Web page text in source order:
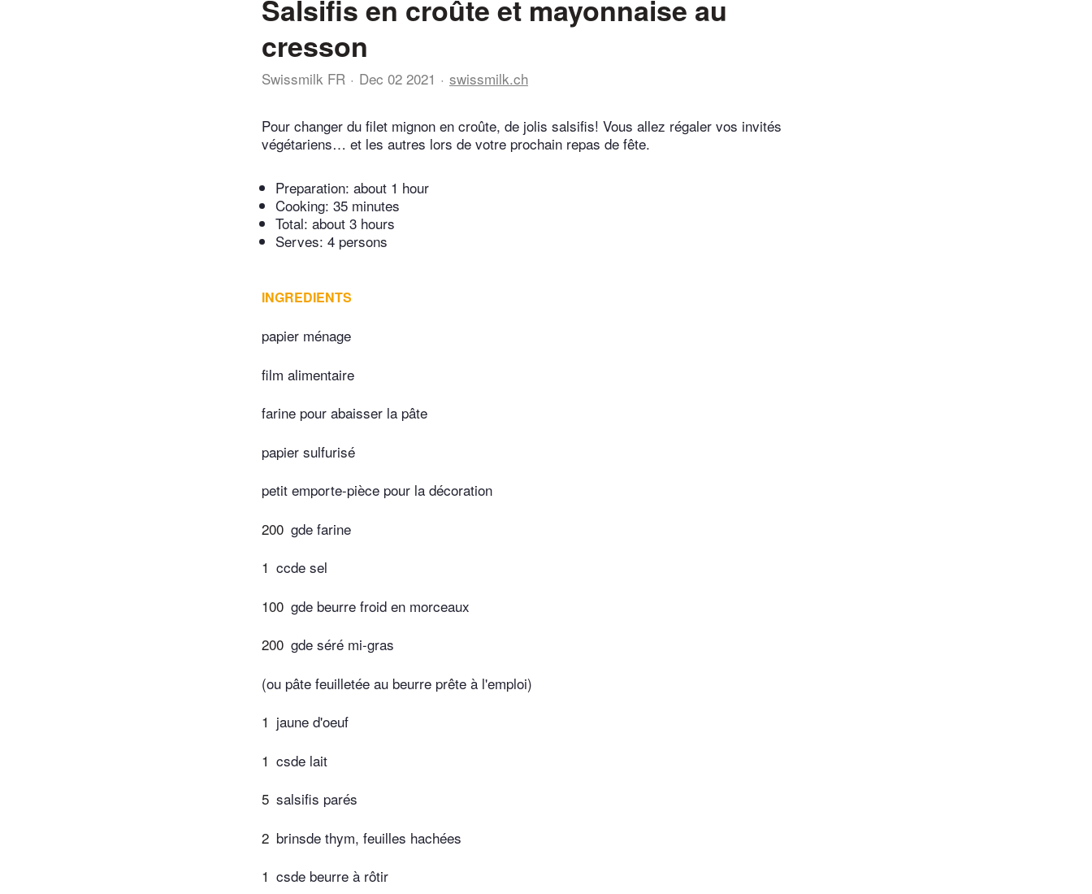
Salsifis en croûte et mayonnaise au
cresson
Swissmilk FR Dec 02 2021 swissmilk.ch
Pour changer du filet mignon en croûte, de jolis salsifis! Vous allez régaler vos invités
végétariens… et les autres lors de votre prochain repas de fête.
Preparation: about 1 hour
Cooking: 35 minutes
Total: about 3 hours
Serves: 4 persons
INGREDIENTS
papier ménage
film alimentaire
farine pour abaisser la pâte
papier sulfurisé
petit emporte-pièce pour la décoration
200 gde farine
1 ccde sel
100 gde beurre froid en morceaux
200 gde séré mi-gras
(ou pâte feuilletée au beurre prête à l'emploi)
1 jaune d'oeuf
1 csde lait
5 salsifis parés
2 brinsde thym, feuilles hachées
1 csde beurre à rôtir